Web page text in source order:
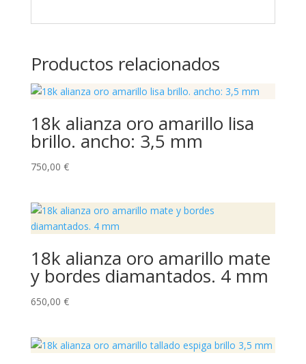
Productos relacionados
18k alianza oro amarillo lisa
brillo. ancho: 3,5 mm
750,00 €
18k alianza oro amarillo mate
y bordes diamantados. 4 mm
650,00 €